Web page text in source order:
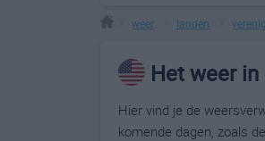
weer landen
Het weer
Hier vind je de
komende dagen, zoals